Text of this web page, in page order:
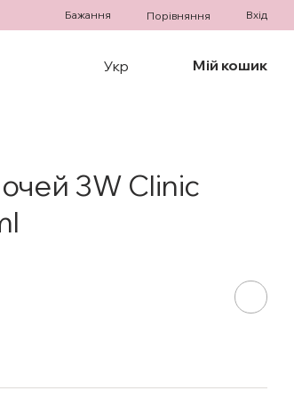
Бажання Порівняння Вхід
Укр Мій кошик
3W Clinic